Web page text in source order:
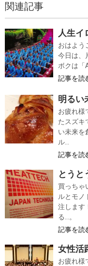
関連記事
人生イ
おはよう
今日は、
ボクは「
記事を読
明るい
お疲れ様
たスズキ
い未来を
ル...
記事を読
とうと
買っちゃ
ルとモノ
注します
る…。
記事を読
女性活
お疲れ様